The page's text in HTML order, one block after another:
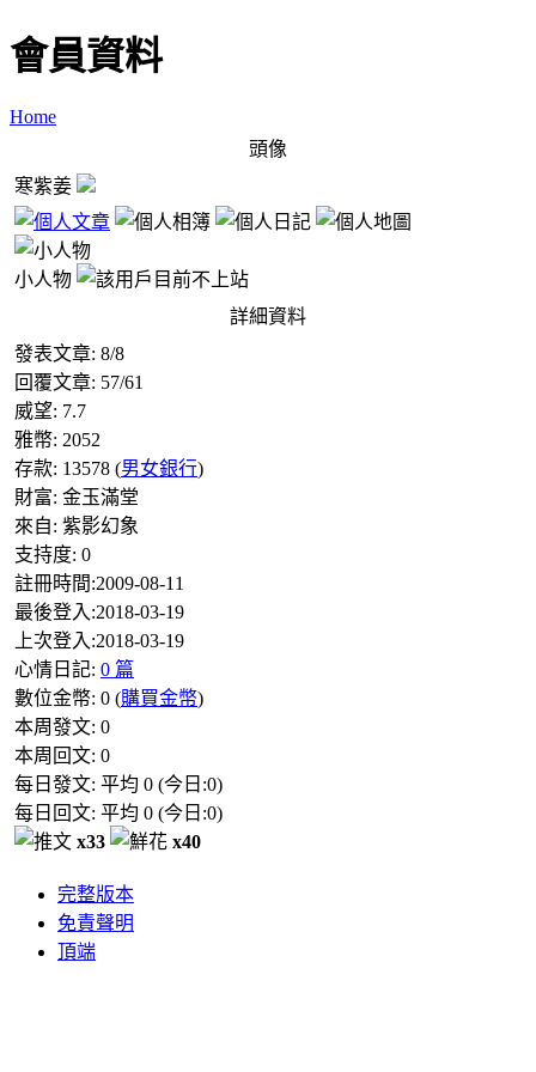
會員資料
Home
頭像
寒紫姜
小人物
詳細資料
發表文章: 8/8
回覆文章: 57/61
威望: 7.7
雅幣: 2052
存款: 13578 (男女銀行)
財富: 金玉滿堂
來自: 紫影幻象
支持度: 0
註冊時間:2009-08-11
最後登入:2018-03-19
上次登入:2018-03-19
心情日記: 0 篇
數位金幣: 0 (購買金幣)
本周發文: 0
本周回文: 0
每日發文: 平均 0 (今日:0)
每日回文: 平均 0 (今日:0)
x33
x40
完整版本
免責聲明
頂端